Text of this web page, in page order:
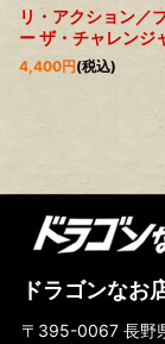
リ・アクション／
ー ザ・チャレンジ
4,400円(税込)
ドラゴンな
〒395-0067 長野